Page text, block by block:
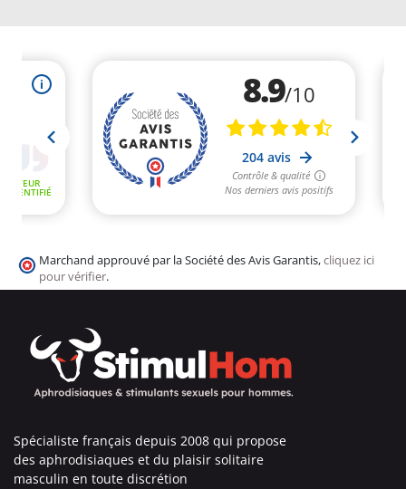
Marchand approuvé par la Société des Avis Garantis,cliquez ici
pour vérifier.
Spécialiste français depuis 2008 qui propose
des aphrodisiaques et du plaisir solitaire
masculin en toute discrétion